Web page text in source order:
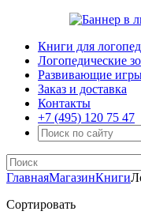
Книги для
Логопедические
Развивающие
Заказ и доставка
Контакты
+7 (495) 120 75 47
ГлавнаяМагазинКниги
Сортировать